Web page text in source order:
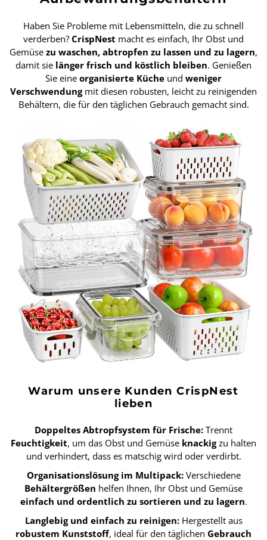
Haben Sie Probleme mit Lebensmitteln, die zu schnell
verderben? CrispNest macht es einfach, Ihr Obst und
Gemüse zu waschen, abtropfen zu lassen und zu lagern,
damit sie länger frisch und köstlich bleiben. Genießen
Sie eine organisierte Küche und weniger
Verschwendungmit diesen robusten, leicht zu reinigenden
Behältern, die für den täglichen Gebrauch gemacht sind.
Warum unsere Kunden CrispNest
lieben
Doppeltes Abtropfsystem für Frische: Trennt
Feuchtigkeit, um das Obst und Gemüse knackigzu halten
und verhindert, dass es matschig wird oder verdirbt.
Organisationslösung im Multipack:Verschiedene
Behältergrößen helfen Ihnen, Ihr Obst und Gemüse
einfach und ordentlich zu sortieren und zu lagern.
Langlebig und einfach zu reinigen:Hergestellt aus
robustem Kunststoff, ideal für den täglichen Gebrauch